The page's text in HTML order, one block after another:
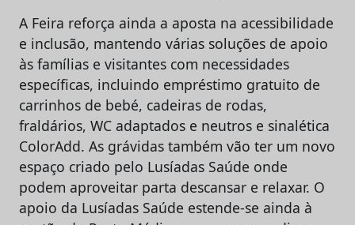
A Feira reforça ainda a aposta na acessibilidade
e inclusão, mantendo várias soluções de apoio
às famílias e visitantes com necessidades
específicas, incluindo empréstimo gratuito de
carrinhos de bebé, cadeiras de rodas,
fraldários, WC adaptados e neutros e sinalética
ColorAdd. As grávidas também vão ter um novo
espaço criado pelo Lusíadas Saúde onde
podem aproveitar parta descansar e relaxar. O
apoio da Lusíadas Saúde estende-se ainda à